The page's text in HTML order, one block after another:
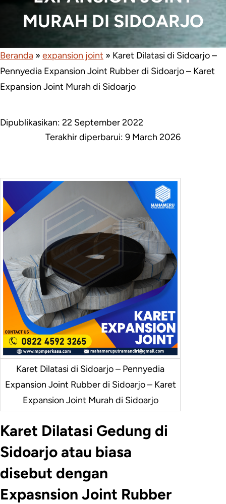
MURAH DI SIDOARJO
Beranda » expansion joint » Karet Dilatasi di Sidoarjo –
Pennyedia Expansion Joint Rubber di Sidoarjo – Karet
Expansion Joint Murah di Sidoarjo
Dipublikasikan: 22 September 2022
Terakhir diperbarui:9 March 2026
Karet Dilatasi di Sidoarjo – Pennyedia
Expansion Joint Rubber di Sidoarjo – Karet
Expansion Joint Murah di Sidoarjo
Karet Dilatasi Gedung di
Sidoarjo atau biasa
disebut dengan
Expasnsion Joint Rubber